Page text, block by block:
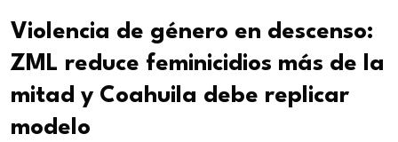
Violencia de género en descenso:
ZML reduce feminicidios más de la
mitad y Coahuila debe replicar
modelo